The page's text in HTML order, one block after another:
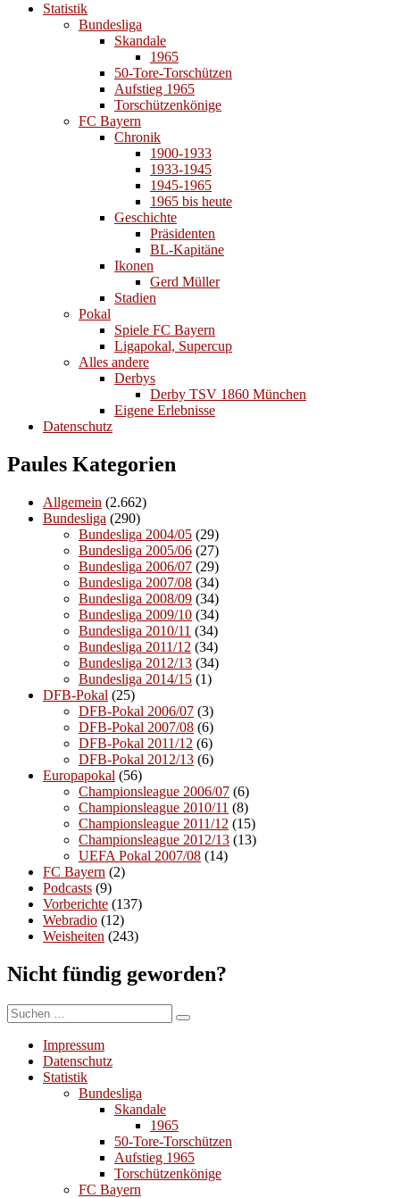
Statistik
Bundesliga
Skandale
1965
50-Tore-Torschützen
Aufstieg 1965
Torschützenkönige
FC Bayern
Chronik
1900-1933
1933-1945
1945-1965
1965 bis heute
Geschichte
Präsidenten
BL-Kapitäne
Ikonen
Gerd Müller
Stadien
Pokal
Spiele FC Bayern
Ligapokal, Supercup
Alles andere
Derbys
Derby TSV 1860 München
Eigene Erlebnisse
Datenschutz
Paules Kategorien
Allgemein (2.662)
Bundesliga (290)
Bundesliga 2004/05 (29)
Bundesliga 2005/06 (27)
Bundesliga 2006/07 (29)
Bundesliga 2007/08 (34)
Bundesliga 2008/09 (34)
Bundesliga 2009/10 (34)
Bundesliga 2010/11 (34)
Bundesliga 2011/12 (34)
Bundesliga 2012/13 (34)
Bundesliga 2014/15 (1)
DFB-Pokal (25)
DFB-Pokal 2006/07 (3)
DFB-Pokal 2007/08 (6)
DFB-Pokal 2011/12 (6)
DFB-Pokal 2012/13 (6)
Europapokal (56)
Championsleague 2006/07 (6)
Championsleague 2010/11 (8)
Championsleague 2011/12 (15)
Championsleague 2012/13 (13)
UEFA Pokal 2007/08 (14)
FC Bayern (2)
Podcasts (9)
Vorberichte (137)
Webradio (12)
Weisheiten (243)
Nicht fündig geworden?
Suchen
nach:
Suchen
Impressum
Datenschutz
Statistik
Bundesliga
Skandale
1965
50-Tore-Torschützen
Aufstieg 1965
Torschützenkönige
FC Bayern